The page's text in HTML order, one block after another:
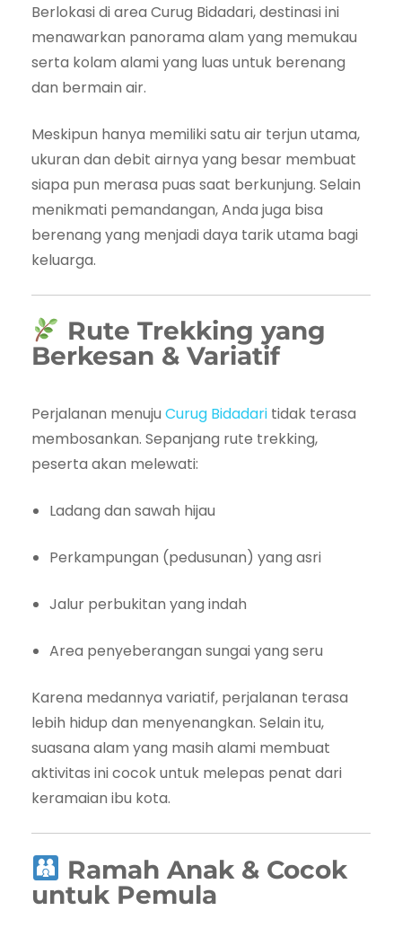
Berlokasi di area Curug Bidadari, destinasi ini
menawarkan panorama alam yang memukau
serta kolam alami yang luas untuk berenang
dan bermain air.
Meskipun hanya memiliki satu air terjun utama,
ukuran dan debit airnya yang besar membuat
siapa pun merasa puas saat berkunjung. Selain
menikmati pemandangan, Anda juga bisa
berenang yang menjadi daya tarik utama bagi
keluarga.
Rute Trekking yang
Berkesan & Variatif
Perjalanan menuju Curug Bidadari tidak terasa
membosankan. Sepanjang rute trekking,
peserta akan melewati:
Ladang dan sawah hijau
Perkampungan (pedusunan) yang asri
Jalur perbukitan yang indah
Area penyeberangan sungai yang seru
Karena medannya variatif, perjalanan terasa
lebih hidup dan menyenangkan. Selain itu,
suasana alam yang masih alami membuat
aktivitas ini cocok untuk melepas penat dari
keramaian ibu kota.
Ramah Anak & Cocok
untuk Pemula